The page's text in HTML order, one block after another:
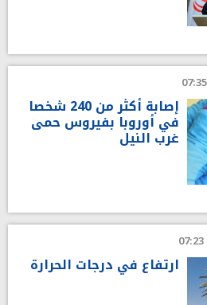
إصابة أكثر من 240 شخصا
في أوروبا بفيروس حمى
غرب النيل
ارتفاع في درجات الحرارة